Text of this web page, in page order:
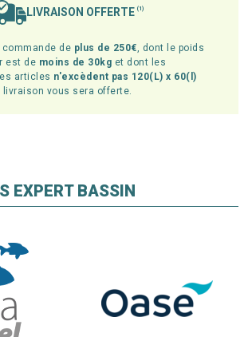
LIVRAISON OFFERTE (1)
de plus de 250€, dont le poids
est de moins de 30kg et dont les
articles n'excèdent pas 120(L) x 60(l)
livraison vous sera offerte.
EXPERT BASSIN